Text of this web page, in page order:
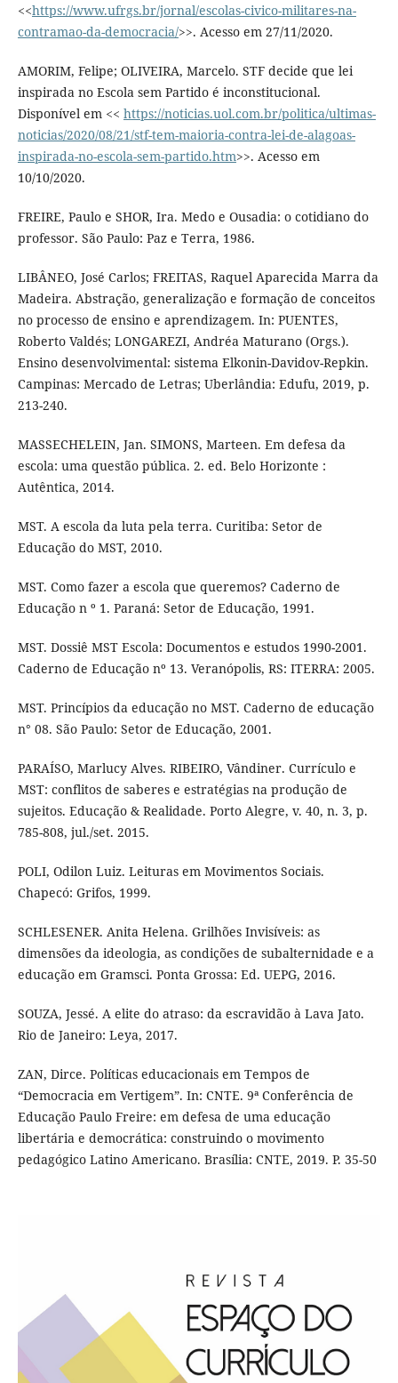
<<https://www.ufrgs.br/jornal/escolas-civico-militares-na-
contramao-da-democracia/>>. Acesso em 27/11/2020.
AMORIM, Felipe; OLIVEIRA, Marcelo. STF decide que lei
inspirada no Escola sem Partido é inconstitucional.
Disponível em << https://noticias.uol.com.br/politica/ultimas-
noticias/2020/08/21/stf-tem-maioria-contra-lei-de-alagoas-
inspirada-no-escola-sem-partido.htm>>. Acesso em
10/10/2020.
FREIRE, Paulo e SHOR, Ira. Medo e Ousadia: o cotidiano do
professor. São Paulo: Paz e Terra, 1986.
LIBÂNEO, José Carlos; FREITAS, Raquel Aparecida Marra da
Madeira. Abstração, generalização e formação de conceitos
no processo de ensino e aprendizagem. In: PUENTES,
Roberto Valdés; LONGAREZI, Andréa Maturano (Orgs.).
Ensino desenvolvimental: sistema Elkonin-Davidov-Repkin.
Campinas: Mercado de Letras; Uberlândia: Edufu, 2019, p.
213-240.
MASSECHELEIN, Jan. SIMONS, Marteen. Em defesa da
escola: uma questão pública. 2. ed. Belo Horizonte :
Autêntica, 2014.
MST. A escola da luta pela terra. Curitiba: Setor de
Educação do MST, 2010.
MST. Como fazer a escola que queremos? Caderno de
Educação n º 1. Paraná: Setor de Educação, 1991.
MST. Dossiê MST Escola: Documentos e estudos 1990-2001.
Caderno de Educação nº 13. Veranópolis, RS: ITERRA: 2005.
MST. Princípios da educação no MST. Caderno de educação
n° 08. São Paulo: Setor de Educação, 2001.
PARAÍSO, Marlucy Alves. RIBEIRO, Vândiner. Currículo e
MST: conflitos de saberes e estratégias na produção de
sujeitos. Educação & Realidade. Porto Alegre, v. 40, n. 3, p.
785-808, jul./set. 2015.
POLI, Odilon Luiz. Leituras em Movimentos Sociais.
Chapecó: Grifos, 1999.
SCHLESENER. Anita Helena. Grilhões Invisíveis: as
dimensões da ideologia, as condições de subalternidade e a
educação em Gramsci. Ponta Grossa: Ed. UEPG, 2016.
SOUZA, Jessé. A elite do atraso: da escravidão à Lava Jato.
Rio de Janeiro: Leya, 2017.
ZAN, Dirce. Políticas educacionais em Tempos de
“Democracia em Vertigem”. In: CNTE. 9ª Conferência de
Educação Paulo Freire: em defesa de uma educação
libertária e democrática: construindo o movimento
pedagógico Latino Americano. Brasília: CNTE, 2019. P. 35-50